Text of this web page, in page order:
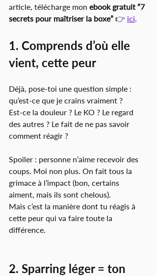
article, télécharge mon ebook gratuit “7
secrets pour maîtriser la boxe” 👉 ici.
1. Comprends d’où elle
vient, cette peur
Déjà, pose-toi une question simple :
qu’est-ce que je crains vraiment ?
Est-ce la douleur ? Le KO ? Le regard
des autres ? Le fait de ne pas savoir
comment réagir ?
Spoiler : personne n’aime recevoir des
coups. Moi non plus. On fait tous la
grimace à l’impact (bon, certains
aiment, mais ils sont chelous).
Mais c’est la manière dont tu réagis à
cette peur qui va faire toute la
différence.
2. Sparring léger = ton